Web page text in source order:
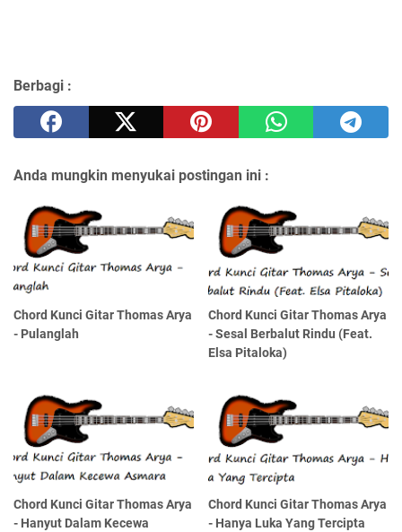
Berbagi :
Anda mungkin menyukai postingan ini :
Chord Kunci Gitar Thomas Arya
- Pulanglah
Chord Kunci Gitar Thomas Arya
- Sesal Berbalut Rindu (Feat.
Elsa Pitaloka)
Chord Kunci Gitar Thomas Arya
- Hanyut Dalam Kecewa
Chord Kunci Gitar Thomas Arya
- Hanya Luka Yang Tercipta